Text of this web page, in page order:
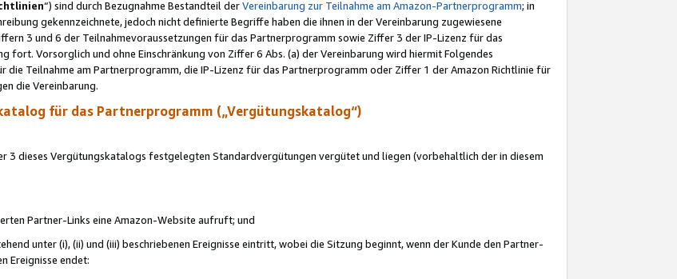
“) sind durch Bezugnahme Bestandteil derVereinbarung zur Teilnahme am Amazon-Partnerprogramm; in
gekennzeichnete, jedoch nicht definierte Begriffe haben die ihnen in der Vereinbarung zugewiesene
3 und 6 der Teilnahmevoraussetzungen für das Partnerprogramm sowie Ziffer 3 der IP-Lizenz für das
fort. Vorsorglich und ohne Einschränkung von Ziffer 6 Abs. (a) der Vereinbarung wird hiermit Folgendes
Teilnahme am Partnerprogramm, die IP-Lizenz für das Partnerprogramm oder Ziffer 1 der Amazon Richtlinie für
die Vereinbarung.
für das Partnerprogramm („Vergütungskatalog“)
3 dieses Vergütungskatalogs festgelegten Standardvergütungen vergütet und liegen (vorbehaltlich der in diesem
Partner-Links eine Amazon-Website aufruft; und
unter (i), (ii) und (iii) beschriebenen Ereignisse eintritt, wobei die Sitzung beginnt, wenn der Kunde den Partner-
Ereignisse endet: